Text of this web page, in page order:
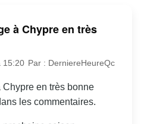
à Chypre en très
15:20 Par : DerniereHeureQc
en très bonne
les commentaires.